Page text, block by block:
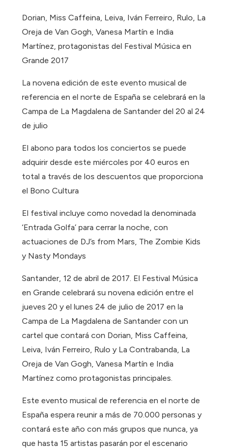
Dorian, Miss Caffeina, Leiva, Iván Ferreiro, Rulo, La
Oreja de Van Gogh, Vanesa Martín e India
Martínez, protagonistas del Festival Música en
Grande 2017
La novena edición de este evento musical de
referencia en el norte de España se celebrará en la
Campa de La Magdalena de Santander del 20 al 24
de julio
El abono para todos los conciertos se puede
adquirir desde este miércoles por 40 euros en
total a través de los descuentos que proporciona
el Bono Cultura
El festival incluye como novedad la denominada
‘Entrada Golfa’ para cerrar la noche, con
actuaciones de DJ’s from Mars, The Zombie Kids
y Nasty Mondays
Santander, 12 de abril de 2017. El Festival Música
en Grande celebrará su novena edición entre el
jueves 20 y el lunes 24 de julio de 2017 en la
Campa de La Magdalena de Santander con un
cartel que contará con Dorian, Miss Caffeina,
Leiva, Iván Ferreiro, Rulo y La Contrabanda, La
Oreja de Van Gogh, Vanesa Martín e India
Martínez como protagonistas principales.
Este evento musical de referencia en el norte de
España espera reunir a más de 70.000 personas y
contará este año con más grupos que nunca, ya
que hasta 15 artistas pasarán por el escenario